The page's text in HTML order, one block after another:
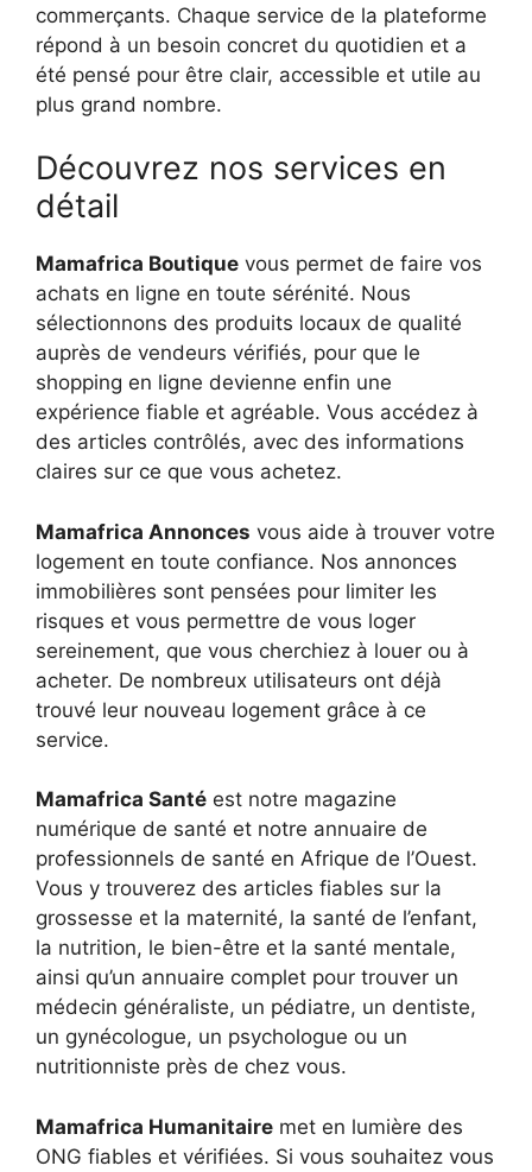
commerçants. Chaque service de la plateforme
répond à un besoin concret du quotidien et a
été pensé pour être clair, accessible et utile au
plus grand nombre.
Découvrez nos services en
détail
Mamafrica Boutique vous permet de faire vos
achats en ligne en toute sérénité. Nous
sélectionnons des produits locaux de qualité
auprès de vendeurs vérifiés, pour que le
shopping en ligne devienne enfin une
expérience fiable et agréable. Vous accédez à
des articles contrôlés, avec des informations
claires sur ce que vous achetez.
Mamafrica Annonces vous aide à trouver votre
logement en toute confiance. Nos annonces
immobilières sont pensées pour limiter les
risques et vous permettre de vous loger
sereinement, que vous cherchiez à louer ou à
acheter. De nombreux utilisateurs ont déjà
trouvé leur nouveau logement grâce à ce
service.
Mamafrica Santé est notre magazine
numérique de santé et notre annuaire de
professionnels de santé en Afrique de l’Ouest.
Vous y trouverez des articles fiables sur la
grossesse et la maternité, la santé de l’enfant,
la nutrition, le bien-être et la santé mentale,
ainsi qu’un annuaire complet pour trouver un
médecin généraliste, un pédiatre, un dentiste,
un gynécologue, un psychologue ou un
nutritionniste près de chez vous.
Mamafrica Humanitaire met en lumière des
ONG fiables et vérifiées. Si vous souhaitez vous